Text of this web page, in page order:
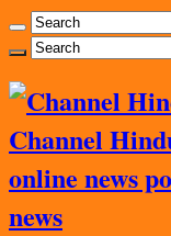
Channel
online news
news